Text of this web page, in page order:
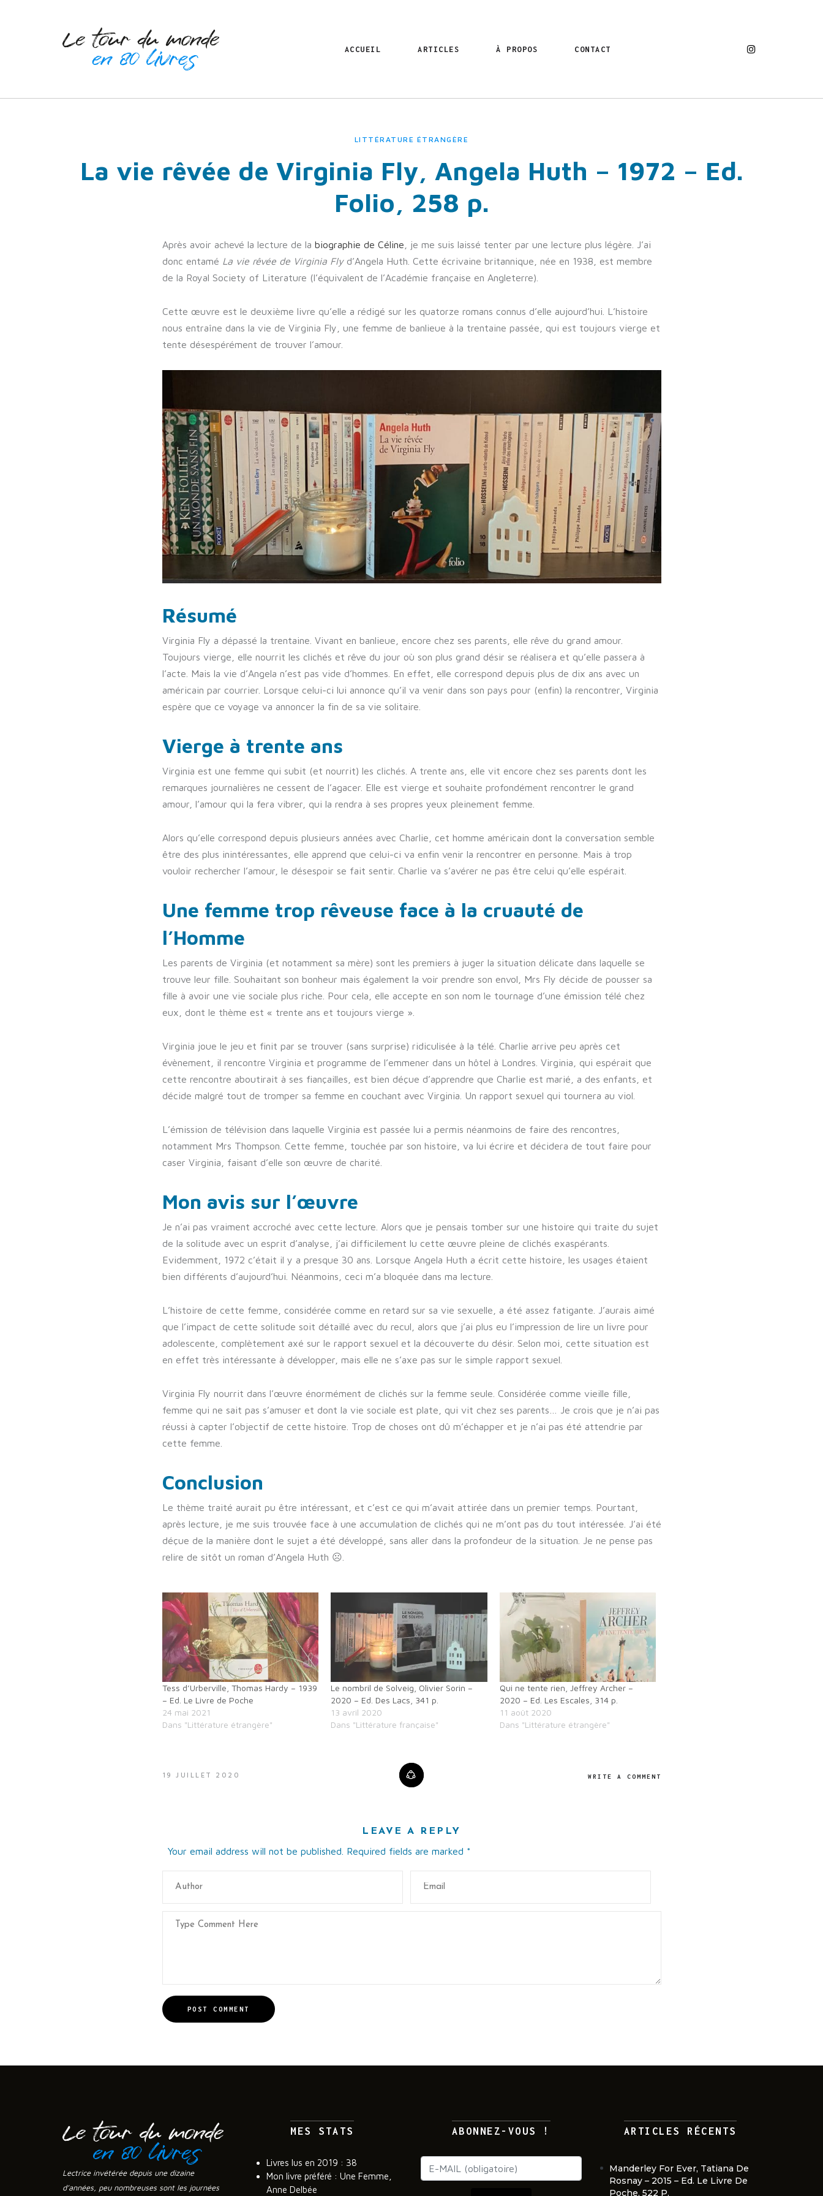
ACCUEIL ARTICLES À PROPOS CONTACT
LITTÉRATURE ÉTRANGÈRE
La vie rêvée de Virginia Fly, Angela Huth – 1972 – Ed.
Folio, 258 p.
Après avoir achevé la lecture de la biographie de Céline , je me suis laissé tenter par une lecture plus légère. J’ai
donc entamé La vie rêvée de Virginia Flyd’Angela Huth. Cette écrivaine britannique, née en 1938, est membre
de la Royal Society of Literature (l’équivalent de l’Académie française en Angleterre).
Cette œuvre est le deuxième livre qu’elle a rédigé sur les quatorze romans connus d’elle aujourd’hui. L’histoire
nous entraîne dans la vie de Virginia Fly, une femme de banlieue à la trentaine passée, qui est toujours vierge et
tente désespérément de trouver l’amour.
Résumé
Virginia Fly a dépassé la trentaine. Vivant en banlieue, encore chez ses parents, elle rêve du grand amour.
Toujours vierge, elle nourrit les clichés et rêve du jour où son plus grand désir se réalisera et qu’elle passera à
l’acte. Mais la vie d’Angela n’est pas vide d’hommes. En effet, elle correspond depuis plus de dix ans avec un
américain par courrier. Lorsque celui-ci lui annonce qu’il va venir dans son pays pour (enfin) la rencontrer, Virginia
espère que ce voyage va annoncer la fin de sa vie solitaire.
Vierge à trente ans
Virginia est une femme qui subit (et nourrit) les clichés. A trente ans, elle vit encore chez ses parents dont les
remarques journalières ne cessent de l’agacer. Elle est vierge et souhaite profondément rencontrer le grand
amour, l’amour qui la fera vibrer, qui la rendra à ses propres yeux pleinement femme.
Alors qu’elle correspond depuis plusieurs années avec Charlie, cet homme américain dont la conversation semble
être des plus inintéressantes, elle apprend que celui-ci va enfin venir la rencontrer en personne. Mais à trop
vouloir rechercher l’amour, le désespoir se fait sentir. Charlie va s’avérer ne pas être celui qu’elle espérait.
Une femme trop rêveuse face à la cruauté de
l’Homme
Les parents de Virginia (et notamment sa mère) sont les premiers à juger la situation délicate dans laquelle se
trouve leur fille. Souhaitant son bonheur mais également la voir prendre son envol, Mrs Fly décide de pousser sa
fille à avoir une vie sociale plus riche. Pour cela, elle accepte en son nom le tournage d’une émission télé chez
eux, dont le thème est « trente ans et toujours vierge ».
Virginia joue le jeu et finit par se trouver (sans surprise) ridiculisée à la télé. Charlie arrive peu après cet
évènement, il rencontre Virginia et programme de l’emmener dans un hôtel à Londres. Virginia, qui espérait que
cette rencontre aboutirait à ses fiançailles, est bien déçue d’apprendre que Charlie est marié, a des enfants, et
décide malgré tout de tromper sa femme en couchant avec Virginia. Un rapport sexuel qui tournera au viol.
L’émission de télévision dans laquelle Virginia est passée lui a permis néanmoins de faire des rencontres,
notamment Mrs Thompson. Cette femme, touchée par son histoire, va lui écrire et décidera de tout faire pour
caser Virginia, faisant d’elle son œuvre de charité.
Mon avis sur l’œuvre
Je n’ai pas vraiment accroché avec cette lecture. Alors que je pensais tomber sur une histoire qui traite du sujet
de la solitude avec un esprit d’analyse, j’ai difficilement lu cette œuvre pleine de clichés exaspérants.
Evidemment, 1972 c’était il y a presque 30 ans. Lorsque Angela Huth a écrit cette histoire, les usages étaient
bien différents d’aujourd’hui. Néanmoins, ceci m’a bloquée dans ma lecture.
L’histoire de cette femme, considérée comme en retard sur sa vie sexuelle, a été assez fatigante. J’aurais aimé
que l’impact de cette solitude soit détaillé avec du recul, alors que j’ai plus eu l’impression de lire un livre pour
adolescente, complètement axé sur le rapport sexuel et la découverte du désir. Selon moi, cette situation est
en effet très intéressante à développer, mais elle ne s’axe pas sur le simple rapport sexuel.
Virginia Fly nourrit dans l’œuvre énormément de clichés sur la femme seule. Considérée comme vieille fille,
femme qui ne sait pas s’amuser et dont la vie sociale est plate, qui vit chez ses parents… Je crois que je n’ai pas
réussi à capter l’objectif de cette histoire. Trop de choses ont dû m’échapper et je n’ai pas été attendrie par
cette femme.
Conclusion
Le thème traité aurait pu être intéressant, et c’est ce qui m’avait attirée dans un premier temps. Pourtant,
après lecture, je me suis trouvée face à une accumulation de clichés qui ne m’ont pas du tout intéressée. J’ai été
déçue de la manière dont le sujet a été développé, sans aller dans la profondeur de la situation. Je ne pense pas
relire de sitôt un roman d’Angela Huth ☹.
Tess d’Urberville, Thomas Hardy – 1939
– Ed. Le Livre de Poche
24 mai 2021
Dans "Littérature étrangère"
Le nombril de Solveig, Olivier Sorin –
2020 – Ed. Des Lacs, 341 p.
13 avril 2020
Dans "Littérature française"
Qui ne tente rien, Jeffrey Archer –
2020 – Ed. Les Escales, 314 p.
11 août 2020
Dans "Littérature étrangère"
19 JUILLET 2020 WRITE A COMMENT
LEAVE A REPLY
Your email address will not be published. Required fields are marked *
POST COMMENT
Lectrice invétérée depuis une dizaine
d’années, peu nombreuses sont les journées
MES STATS
Livres lus en 2019 : 38
Mon livre préféré : Une Femme,
Anne Delbée
ABONNEZ-VOUS ! ARTICLES RÉCENTS
Manderley For Ever, Tatiana De
Rosnay – 2015 – Ed. Le Livre De
Poche, 522 P.